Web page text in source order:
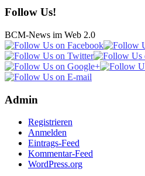
Follow Us!
BCM-News im Web 2.0
Admin
Registrieren
Anmelden
Eintrags-Feed
Kommentar-Feed
WordPress.org